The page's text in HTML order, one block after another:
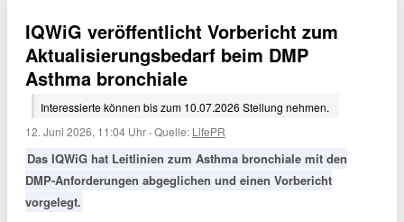
IQWiG veröffentlicht Vorbericht zum
Aktualisierungsbedarf beim DMP
Asthma bronchiale
Interessierte können bis zum 10.07.2026 Stellung nehmen.
12. Juni 2026, 11:04 Uhr ·Quelle: LifePR
Das IQWiG hat Leitlinien zum Asthma bronchiale mit den
DMP-Anforderungen abgeglichen und einen Vorbericht
vorgelegt.